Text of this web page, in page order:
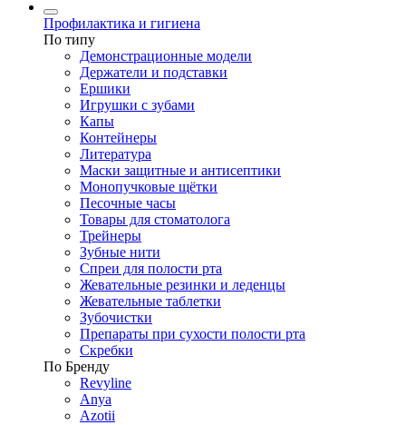
Профилактика и гигиена
По типу
Демонстрационные модели
Держатели и подставки
Ершики
Игрушки с зубами
Капы
Контейнеры
Литература
Маски защитные и антисептики
Монопучковые щётки
Песочные часы
Товары для стоматолога
Трейнеры
Зубные нити
Спреи для полости рта
Жевательные резинки и леденцы
Жевательные таблетки
Зубочистки
Препараты при сухости полости рта
Скребки
По Бренду
Revyline
Anya
Azotii